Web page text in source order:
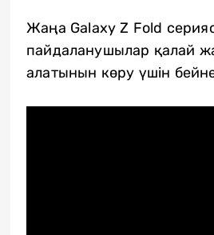
Жаңа Galaxy Z Fold
пайдаланушылар қалай
алатынын көру үшін